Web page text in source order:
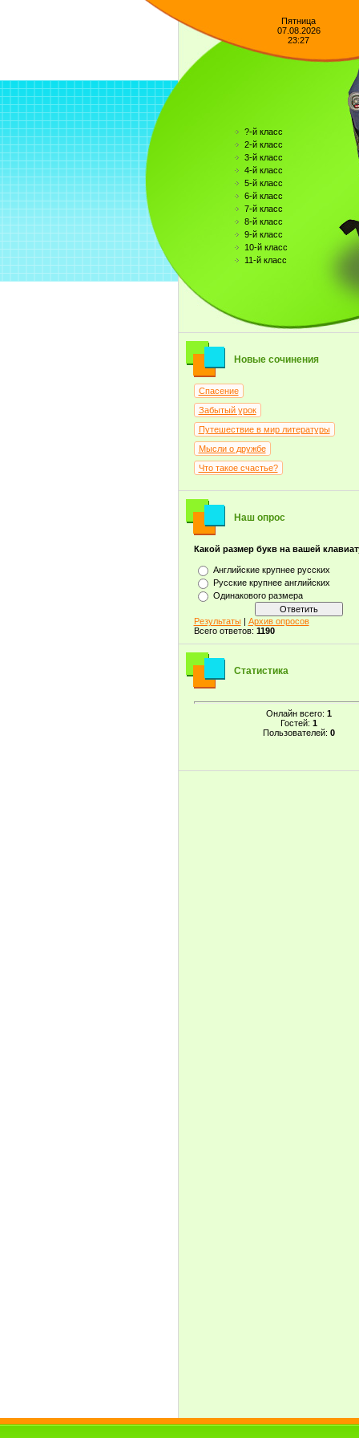
Пятница
07.08.2026
23:27
?-й класс
2-й класс
3-й класс
4-й класс
5-й класс
6-й класс
7-й класс
8-й класс
9-й класс
10-й класс
11-й класс
Новые сочинения
Спасение
Забытый урок
Путешествие в мир литературы
Мысли о дружбе
Что такое счастье?
Наш опрос
Какой размер букв на вашей
Английские крупнее русских
Русские крупнее английских
Одинакового размера
Результаты| Архив опросов
Всего ответов: 1190
Статистика
Онлайн всего: 1
Гостей: 1
Пользователей: 0